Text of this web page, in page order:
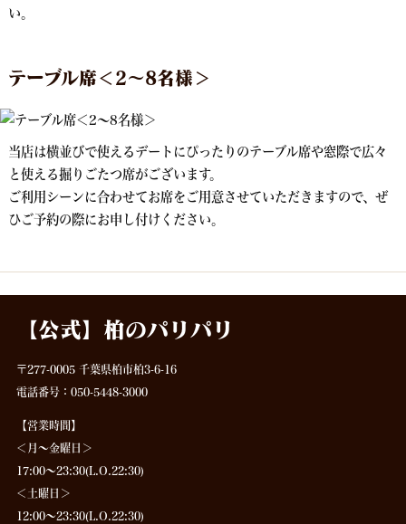
い。
テーブル席＜2～8名様＞
当店は横並びで使えるデートにぴったりのテーブル席や窓際で広々
と使える掘りごたつ席がございます。
ご利用シーンに合わせてお席をご用意させていただきますので、ぜ
ひご予約の際にお申し付けください。
【公式】柏のパリパリ
〒277-0005 千葉県柏市柏3-6-16
電話番号：050-5448-3000
【営業時間】
＜月～金曜日＞
17:00～23:30(L.O.22:30)
＜土曜日＞
12:00～23:30(L.O.22:30)